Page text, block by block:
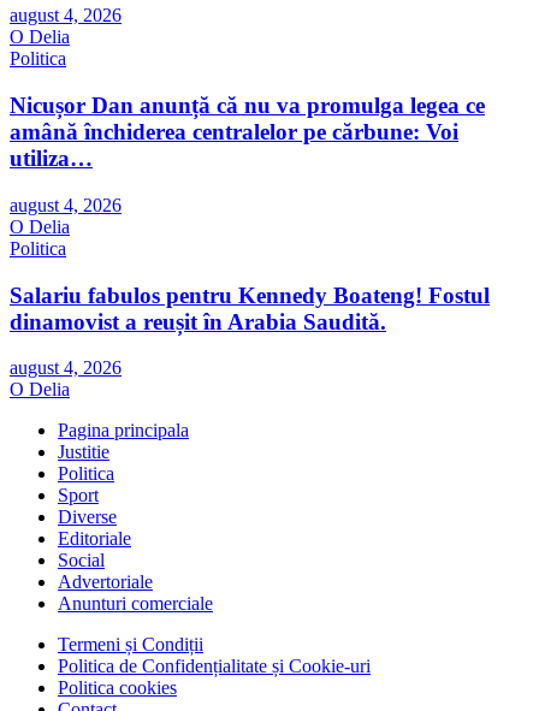
august 4, 2026
O Delia
Politica
Nicușor Dan anunță că nu va promulga legea ce
amână închiderea centralelor pe cărbune: Voi
utiliza…
august 4, 2026
O Delia
Politica
Salariu fabulos pentru Kennedy Boateng! Fostul
dinamovist a reușit în Arabia Saudită.
august 4, 2026
O Delia
Pagina principala
Justitie
Politica
Sport
Diverse
Editoriale
Social
Advertoriale
Anunturi comerciale
Termeni și Condiții
Politica de Confidențialitate și Cookie-uri
Politica cookies